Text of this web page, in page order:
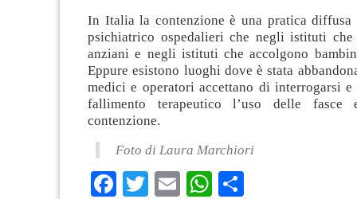
In Italia la contenzione è una pratica diffusa
psichiatrico ospedalieri che negli istituti
anziani e negli istituti che accolgono
Eppure esistono luoghi dove è stata
medici e operatori accettano di interrogarsi e
fallimento terapeutico l’uso delle
contenzione.
Foto di Laura Marchiori
Facebook
TwitterEmailWhatsApp